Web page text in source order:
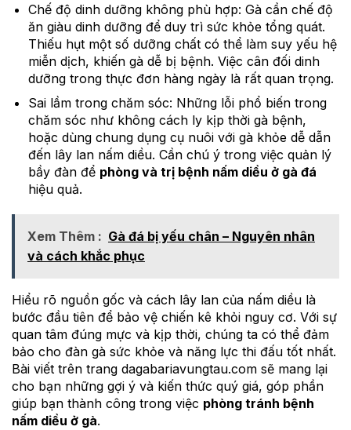
Chế độ dinh dưỡng không phù hợp: Gà cần chế độ
ăn giàu dinh dưỡng để duy trì sức khỏe tổng quát.
Thiếu hụt một số dưỡng chất có thể làm suy yếu hệ
miễn dịch, khiến gà dễ bị bệnh. Việc cân đối dinh
dưỡng trong thực đơn hàng ngày là rất quan trọng.
Sai lầm trong chăm sóc: Những lỗi phổ biến trong
chăm sóc như không cách ly kịp thời gà bệnh,
hoặc dùng chung dụng cụ nuôi với gà khỏe dễ dẫn
đến lây lan nấm diều. Cần chú ý trong việc quản lý
bầy đàn để phòng và trị bệnh nấm diều ở gà đá
hiệu quả.
Xem Thêm : Gà đá bị yếu chân – Nguyên nhân
và cách khắc phục
Hiểu rõ nguồn gốc và cách lây lan của nấm diều là
bước đầu tiên để bảo vệ chiến kê khỏi nguy cơ. Với sự
quan tâm đúng mực và kịp thời, chúng ta có thể đảm
bảo cho đàn gà sức khỏe và năng lực thi đấu tốt nhất.
Bài viết trên trang dagabariavungtau.com sẽ mang lại
cho bạn những gợi ý và kiến thức quý giá, góp phần
giúp bạn thành công trong việc phòng tránh bệnh
nấm diều ở gà.